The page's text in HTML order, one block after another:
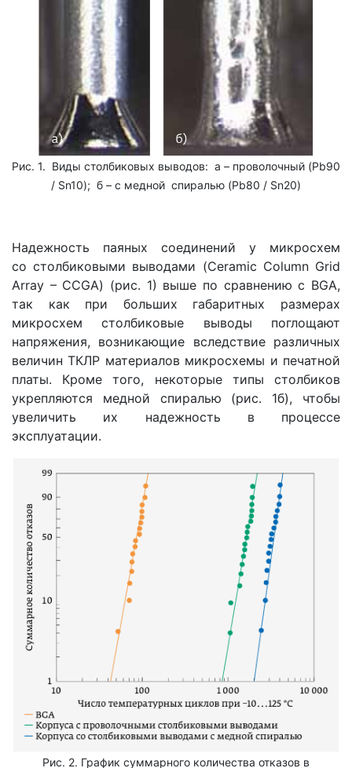
Рис. 1. Виды столбиковых выводов: а – проволочный (Pb90
/ Sn10); б – с медной спиралью (Pb80 / Sn20)
Надежность паяных соединений у микросхем
со столбиковыми выводами (Ceramic Column Grid
Array – CCGA) (рис. 1) выше по сравнению с BGA,
так как при больших габаритных размерах
микросхем столбиковые выводы поглощают
напряжения, возникающие вследствие различных
величин ТКЛР материалов микросхемы и печатной
платы. Кроме того, некоторые типы столбиков
укрепляются медной спиралью (рис. 1б), чтобы
увеличить их надежность в процессе
эксплуатации.
Рис. 2. График суммарного количества отказов в